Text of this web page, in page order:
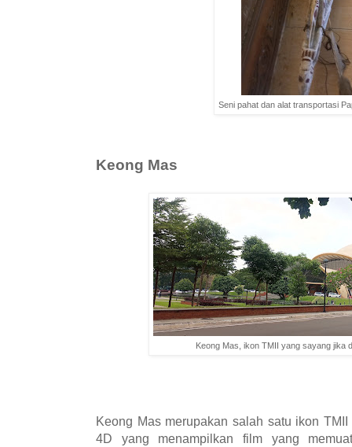
Seni pahat dan alat transportasi
Keong Mas
Keong Mas, ikon TMII yang sayang jika
Keong Mas merupakan salah satu ikon
4D yang menampilkan film yang